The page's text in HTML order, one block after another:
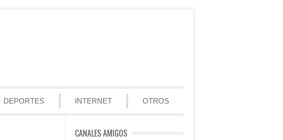
DEPORTES INTERNET OTROS
CANALES AMIGOS